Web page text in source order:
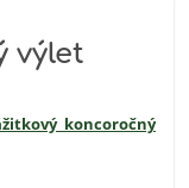
výlet
koncoročný